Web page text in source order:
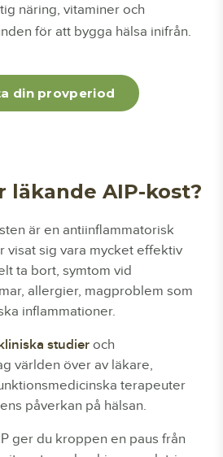
näring, vitaminer och
för att bygga hälsa inifrån.
din provperiod
läkande AIP-kost?
är en antiinflammatorisk
visat sig vara mycket effektiv
ta bort, symtom vid
allergier, magproblem som
inflammationer.
studieroch
världen över av läkare,
terapeuter
påverkan på hälsan.
ger du kroppen en paus från